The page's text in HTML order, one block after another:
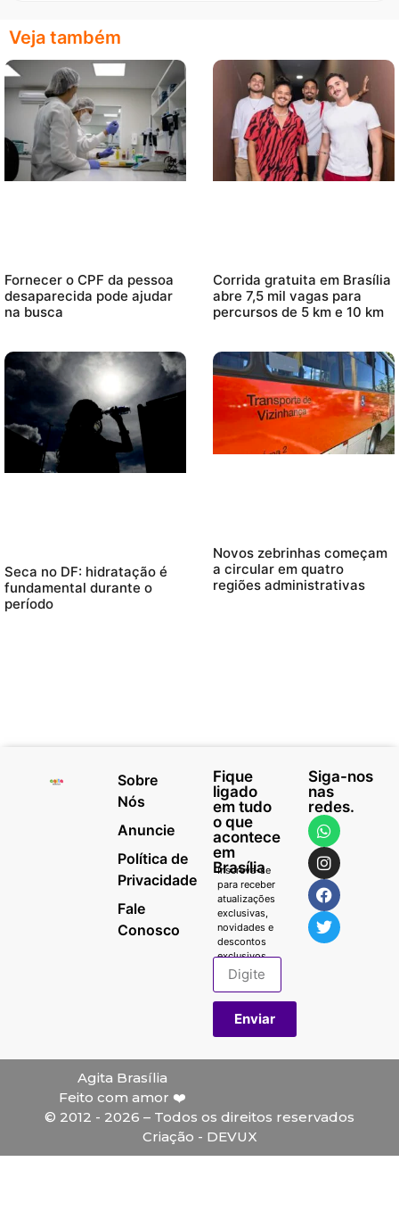
Veja também
Fornecer o CPF da pessoa
desaparecida pode ajudar
na busca
Corrida gratuita em Brasília
abre 7,5 mil vagas para
percursos de 5 km e 10 km
Seca no DF: hidratação é
fundamental durante o
período
Novos zebrinhas começam
a circular em quatro
regiões administrativas
Sobre
Nós
Anuncie
Política de
Privacidade
Fale
Conosco
Fique
ligado
em tudo
o que
acontece
em
Brasília
Inscreva-se
para receber
atualizações
exclusivas,
novidades e
descontos
exclusivos.
Enviar
Siga-nos
nas
redes.
Agita Brasília
Feito com amor ❤️
© 2012 - 2026 – Todos os direitos reservados
Criação - DEVUX